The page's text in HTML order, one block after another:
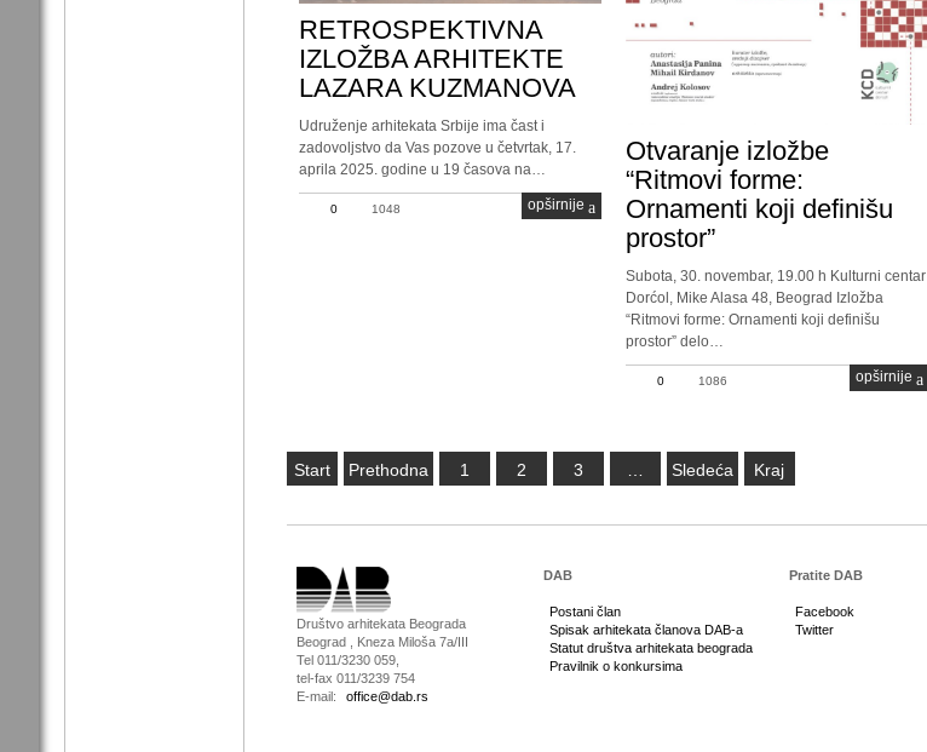
RETROSPEKTIVNA
IZLOŽBA ARHITEKTE
LAZARA KUZMANOVA
Udruženje arhitekata Srbije ima čast i
zadovoljstvo da Vas pozove u četvrtak, 17.
aprila 2025. godine u 19 časova na…
0 1048 opširnije
Otvaranje izložbe
“Ritmovi forme:
Ornamenti koji definišu
prostor”
Subota, 30. novembar, 19.00 h Kulturni centar
Dorćol, Mike Alasa 48, Beograd Izložba
“Ritmovi forme: Ornamenti koji definišu
prostor” delo…
0 1086 opširnije
Start Prethodna 1 2 3 … Sledeća Kraj
Društvo arhitekata Beograda
Beograd , Kneza Miloša 7a/III
Tel 011/3230 059,
tel-fax 011/3239 754
E-mail:
office@dab.rs
DAB
Postani član
Spisak arhitekata članova DAB-a
Statut društva arhitekata beograda
Pravilnik o konkursima
Pratite DAB
Facebook
Twitter